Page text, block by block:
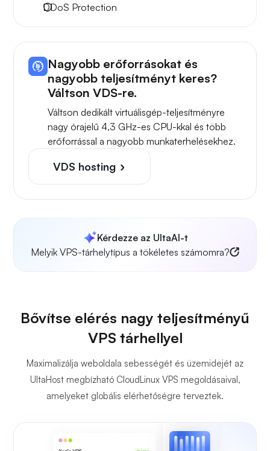
DDoS Protection
Nagyobb erőforrásokat és
nagyobb teljesítményt keres?
Váltson VDS-re.
Váltson dedikált virtuálisgép-teljesítményre
nagy órajelű 4,3 GHz-es CPU-kkal és több
erőforrással a nagyobb munkaterhelésekhez.
VDS hosting
Kérdezze az UltaAI-t
Melyik VPS-tárhelytípus a tökéletes számomra?
Bővítse elérés nagy teljesítményű
VPS tárhellyel
Maximalizálja weboldala sebességét és üzemidejét az
UltaHost megbízható CloudLinux VPS megoldásaival,
amelyeket globális elérhetőségre terveztek.